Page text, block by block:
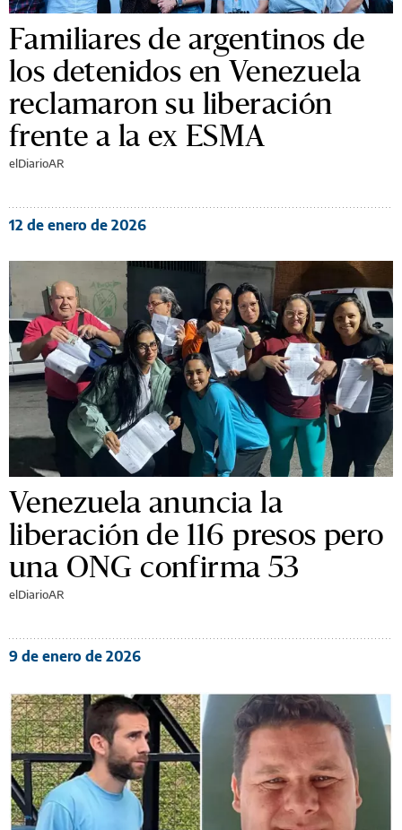
Familiares de argentinos de
los detenidos en Venezuela
reclamaron su liberación
frente a la ex ESMA
elDiarioAR
12 de enero de 2026
Venezuela anuncia la
liberación de 116 presos pero
una ONG confirma 53
elDiarioAR
9 de enero de 2026